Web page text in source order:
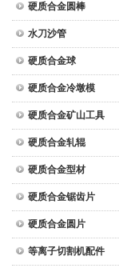
硬质合金圆棒
水刀沙管
硬质合金球
硬质合金冷墩模
硬质合金矿山工具
硬质合金轧辊
硬质合金型材
硬质合金锯齿片
硬质合金圆片
等离子切割机配件